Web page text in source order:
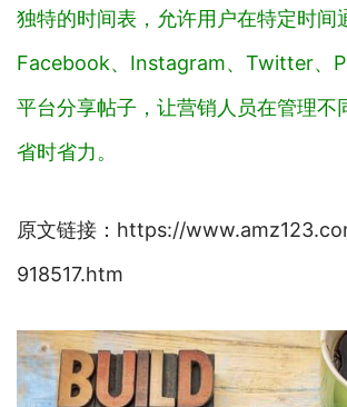
独特的时间表，允许用户在特定时间
Facebook、Instagram、Twitter、
平台分享帖子，让营销人员在管理不
省时省力。
原文链接：https://
918517.htm